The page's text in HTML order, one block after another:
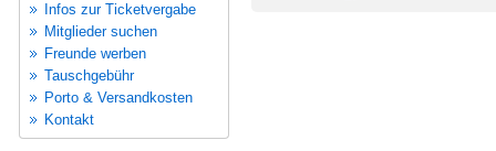
Infos zur Ticketvergabe
Mitglieder suchen
Freunde werben
Tauschgebühr
Porto & Versandkosten
Kontakt